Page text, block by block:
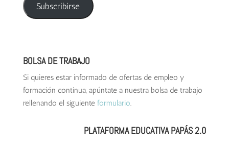
Subscribirse
BOLSA DE TRABAJO
Si quieres estar informado de ofertas de empleo y
formación continua, apúntate a nuestra bolsa de trabajo
rellenando el siguiente formulario.
PLATAFORMA EDUCATIVA PAPÁS 2.0